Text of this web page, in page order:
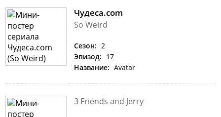
Чудеса.com
So Weird
Сезон: 2
Эпизод: 17
Название: Avatar
3 Friends and Jerry